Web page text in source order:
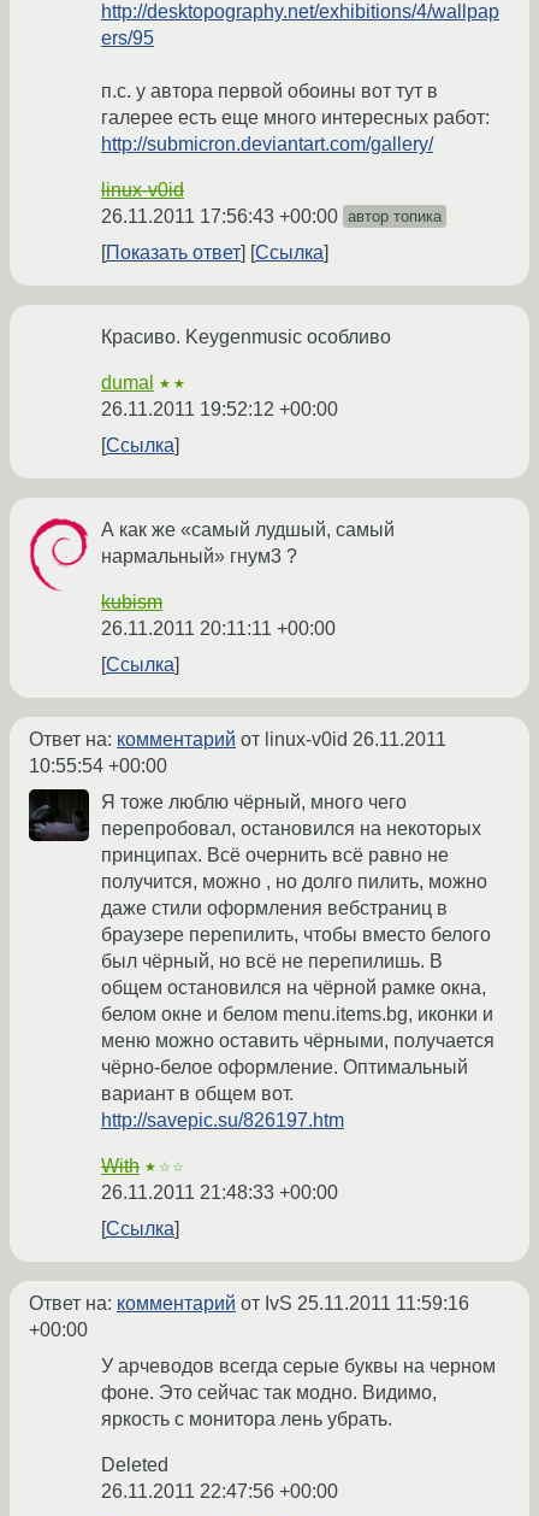
http://desktopography.net/exhibitions/4/wallpap
ers/95
п.с. у автора первой обоины вот тут в
галерее есть еще много интересных работ:
http://submicron.deviantart.com/gallery/
linux-v0id
26.11.2011 17:56:43 +00:00 автор топика
Показать ответ Ссылка
Красиво. Keygenmusic особливо
dumal ★★
26.11.2011 19:52:12 +00:00
Ссылка
А как же «самый лудшый, самый
нармальный» гнум3 ?
kubism
26.11.2011 20:11:11 +00:00
Ссылка
Ответ на: комментарий от linux-v0id 26.11.2011
10:55:54 +00:00
Я тоже люблю чёрный, много чего
перепробовал, остановился на некоторых
принципах. Всё очернить всё равно не
получится, можно , но долго пилить, можно
даже стили оформления вебстраниц в
браузере перепилить, чтобы вместо белого
был чёрный, но всё не перепилишь. В
общем остановился на чёрной рамке окна,
белом окне и белом menu.items.bg, иконки и
меню можно оставить чёрными, получается
чёрно-белое оформление. Оптимальный
вариант в общем вот.
http://savepic.su/826197.htm
With ★☆☆
26.11.2011 21:48:33 +00:00
Ссылка
Ответ на: комментарий от IvS 25.11.2011 11:59:16
+00:00
У арчеводов всегда серые буквы на черном
фоне. Это сейчас так модно. Видимо,
яркость с монитора лень убрать.
Deleted
26.11.2011 22:47:56 +00:00